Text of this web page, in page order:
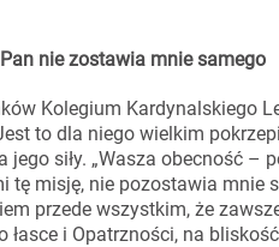
nie zostawia mnie samego
Kolegium Kardynalskiego
to dla niego wielkim
jego siły. „Wasza obecność –
tę misję, nie pozostawia mnie
przede wszystkim, że
łasce i Opatrzności, na